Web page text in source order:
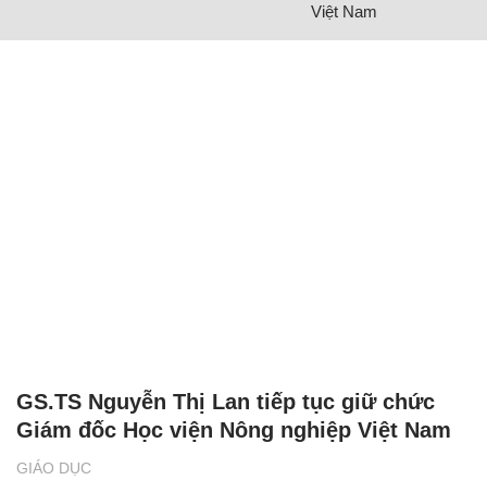
Việt Nam
GIÁO DỤC
GS.TS Nguyễn Thị Lan tiếp tục giữ chức
Giám đốc Học viện Nông nghiệp Việt Nam